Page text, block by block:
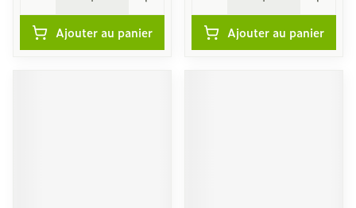
Ajouter au panier Ajouter au panier